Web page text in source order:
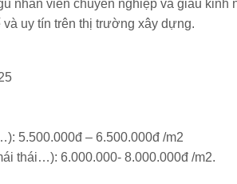
nhân viên chuyên nghiệp và giàu kinh
uy tín trên thị trường xây dựng.
5.500.000đ – 6.500.000đ /m2
thái…): 6.000.000- 8.000.000đ /m2.